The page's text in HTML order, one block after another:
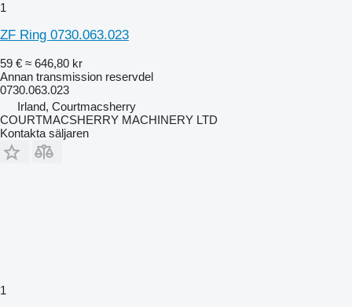
1
ZF Ring 0730.063.023
59 € ≈ 646,80 kr
Annan transmission reservdel
0730.063.023
Irland, Courtmacsherry
COURTMACSHERRY MACHINERY LTD
Kontakta säljaren
1